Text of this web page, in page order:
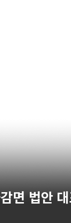
면 법안